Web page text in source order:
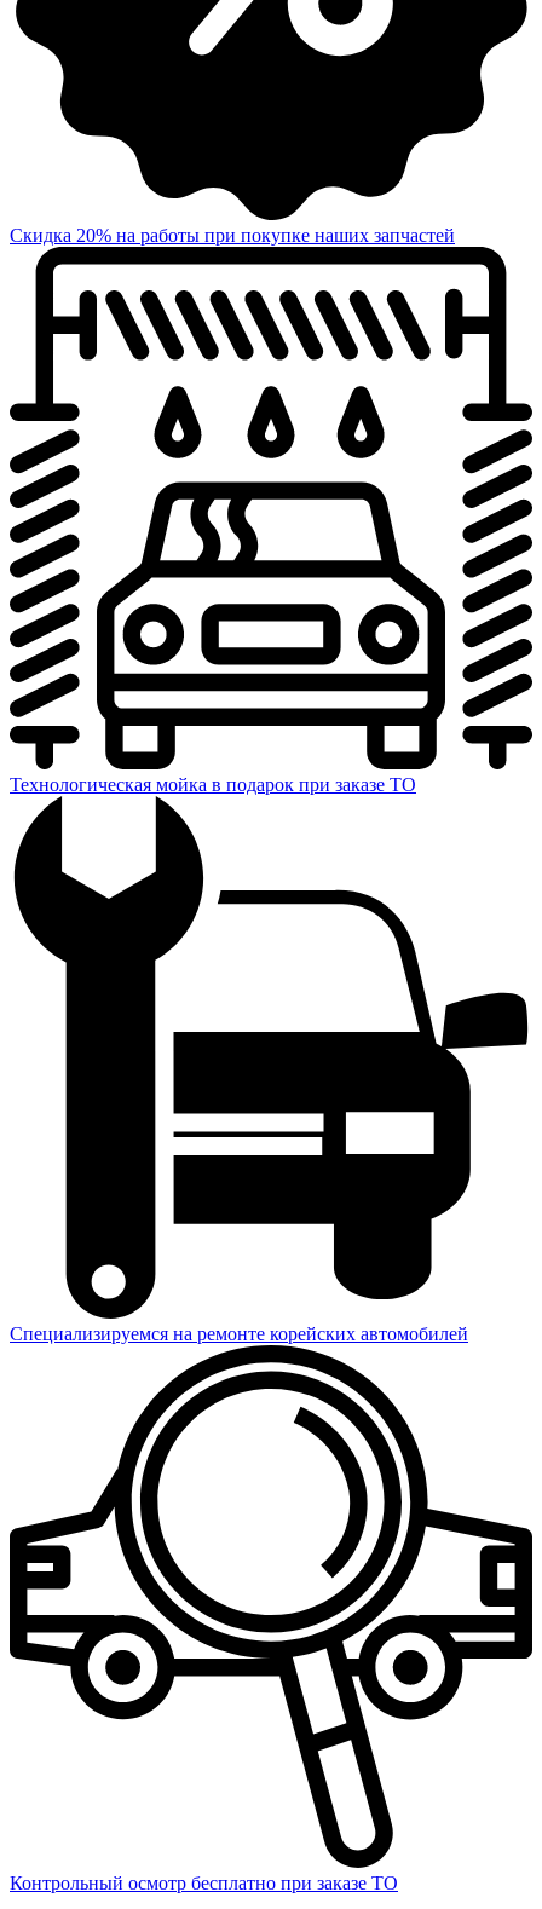
Скидка 20% на работы при покупке наших запчастей
Технологическая мойка в подарок при заказе ТО
Специализируемся на ремонте корейских автомобилей
Контрольный осмотр бесплатно при заказе ТО